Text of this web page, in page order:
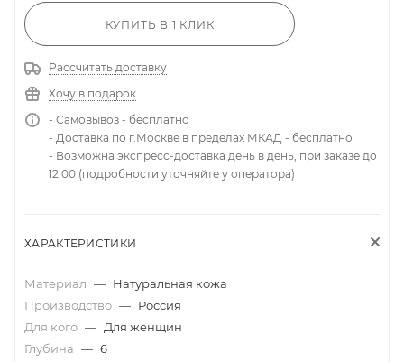
КУПИТЬ В 1 КЛИК
Рассчитать доставку
Хочу в подарок
- Самовывоз - бесплатно
- Доставка по г.Москве в пределах МКАД - бесплатно
- Возможна экспресс-доставка день в день, при заказе до
12.00 (подробности уточняйте у оператора)
ХАРАКТЕРИСТИКИ
Материал — Натуральная кожа
Производство — Россия
Для кого — Для женщин
Глубина — 6